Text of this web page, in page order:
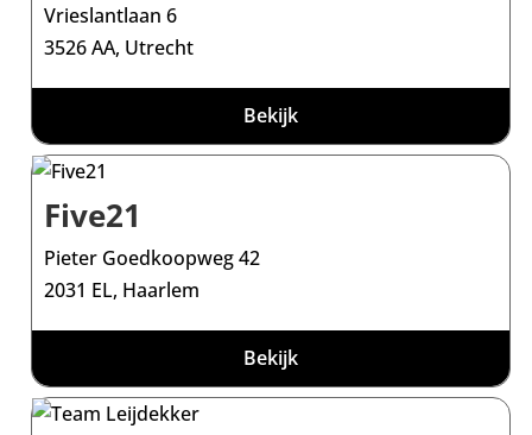
Vrieslantlaan 6
3526 AA, Utrecht
Bekijk
Five21
Pieter Goedkoopweg 42
2031 EL, Haarlem
Bekijk